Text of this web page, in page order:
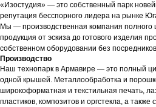
«Изостудия» — это собственный парк
репутация бесспорного лидера на рынке
Мы — производственная компания полного
продукция от эскиза до готового изделия
собственном оборудовании без
Производство
Наш технопарк в Армавире — это полный
одной крышей. Металлообработка и
широкоформатная и текстильная печать,
пластиков, композитов и оргстекла, а